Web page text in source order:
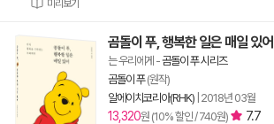
미리보기
곰돌이 푸, 행복한 일은 매일 있어
는 우리에게 -곰돌이 푸 시리즈
곰돌이 푸(원작)
알에이치코리아(RHK) 2018년 03월
13,320원 (10% 할인 / 740원) 7.7